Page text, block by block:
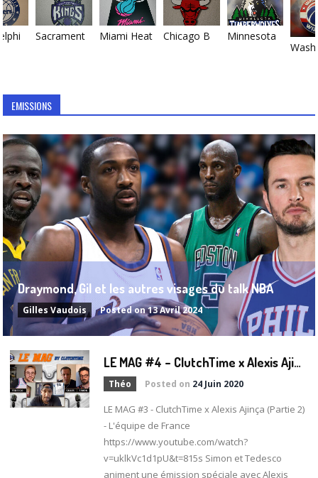
Philadelphie Sixers Sacramento Kings Miami Heat Chicago Bulls Minnesota Timberwolves
EMISSIONS
Draymond, Gil et les autres visages du talk NBA
Gilles Vaudois Posted on13 Avril 2024
L
E MAG #4 – ClutchTime x Alexis Ajinça (Partie 2) – L’équipe de France
Théo Posted on 24 Juin 2020
LE MAG #3 - ClutchTime x Alexis Ajinça (Partie 2)
- L'équipe de France
https://www.youtube.com/watch?
v=uklkVc1d1pU&t=815s Simon et Tedesco
animent une émission spéciale avec Alexis